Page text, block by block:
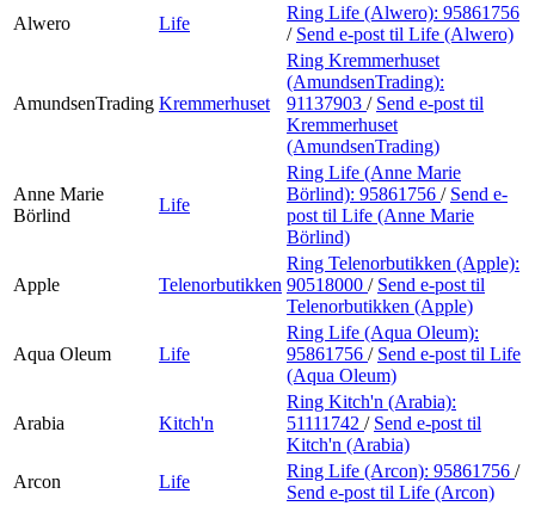
Alwero
Life
Ring Life (Alwero): 95861756
/ Send e-post til Life (Alwero)
AmundsenTrading Kremmerhuset
Ring Kremmerhuset
(AmundsenTrading):
91137903 / Send e-post til
Kremmerhuset
(AmundsenTrading)
Anne Marie
Börlind
Life
Ring Life (Anne Marie
Börlind): 95861756 / Send e-
post til Life (Anne Marie
Börlind)
Apple Telenorbutikken
Ring Telenorbutikken (Apple):
90518000 / Send e-post til
Telenorbutikken (Apple)
Aqua Oleum Life
Ring Life (Aqua Oleum):
95861756 / Send e-post til Life
(Aqua Oleum)
Arabia Kitch'n
Ring Kitch'n (Arabia):
51111742 / Send e-post til
Kitch'n (Arabia)
Arcon
Life
Ring Life (Arcon): 95861756 /
Send e-post til Life (Arcon)